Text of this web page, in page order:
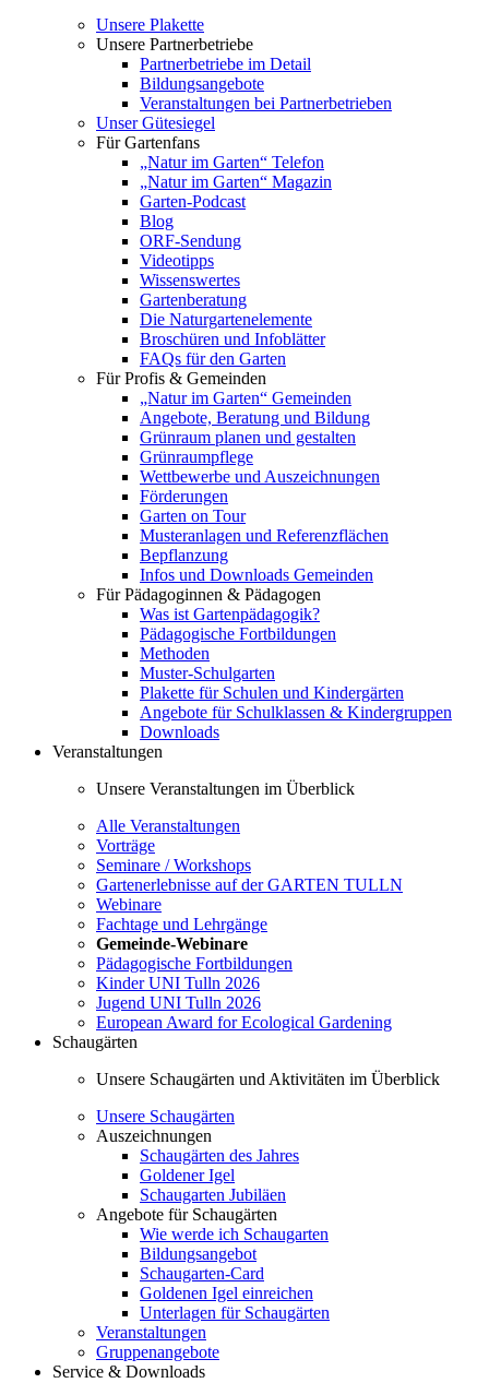
Unsere Plakette
Unsere Partnerbetriebe
Partnerbetriebe im Detail
Bildungsangebote
Veranstaltungen bei Partnerbetrieben
Unser Gütesiegel
Für Gartenfans
„Natur im Garten“ Telefon
„Natur im Garten“ Magazin
Garten-Podcast
Blog
ORF-Sendung
Videotipps
Wissenswertes
Gartenberatung
Die Naturgartenelemente
Broschüren und Infoblätter
FAQs für den Garten
Für Profis & Gemeinden
„Natur im Garten“ Gemeinden
Angebote, Beratung und Bildung
Grünraum planen und gestalten
Grünraumpflege
Wettbewerbe und Auszeichnungen
Förderungen
Garten on Tour
Musteranlagen und Referenzflächen
Bepflanzung
Infos und Downloads Gemeinden
Für Pädagoginnen & Pädagogen
Was ist Gartenpädagogik?
Pädagogische Fortbildungen
Methoden
Muster-Schulgarten
Plakette für Schulen und Kindergärten
Angebote für Schulklassen & Kindergruppen
Downloads
Veranstaltungen
Unsere Veranstaltungen im Überblick
Alle Veranstaltungen
Vorträge
Seminare / Workshops
Gartenerlebnisse auf der GARTEN TULLN
Webinare
Fachtage und Lehrgänge
Gemeinde-Webinare
Pädagogische Fortbildungen
Kinder UNI Tulln 2026
Jugend UNI Tulln 2026
European Award for Ecological Gardening
Schaugärten
Unsere Schaugärten und Aktivitäten im Überblick
Unsere Schaugärten
Auszeichnungen
Schaugärten des Jahres
Goldener Igel
Schaugarten Jubiläen
Angebote für Schaugärten
Wie werde ich Schaugarten
Bildungsangebot
Schaugarten-Card
Goldenen Igel einreichen
Unterlagen für Schaugärten
Veranstaltungen
Gruppenangebote
Service & Downloads